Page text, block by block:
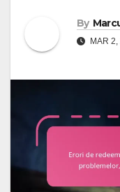
By
MAR